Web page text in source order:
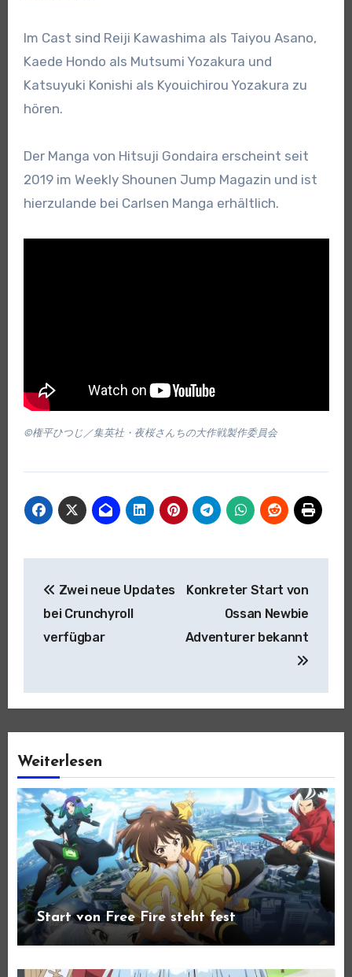
Im Cast sind Reiji Kawashima als Taiyou Asano,
Kaede Hondo als Mutsumi Yozakura und
Katsuyuki Konishi als Kyouichirou Yozakura zu
hören.
Der Manga von Hitsuji Gondaira erscheint seit
2019 im Weekly Shounen Jump Magazin und ist
hierzulande bei Carlsen Manga erhältlich.
©権平ひつじ／集英社・夜桜さんちの大作戦製作委員会
Zwei neue Updates
bei Crunchyroll
verfügbar
Konkreter Start von
Ossan Newbie
Adventurer bekannt
Weiterlesen
Start von Free Fire steht fest